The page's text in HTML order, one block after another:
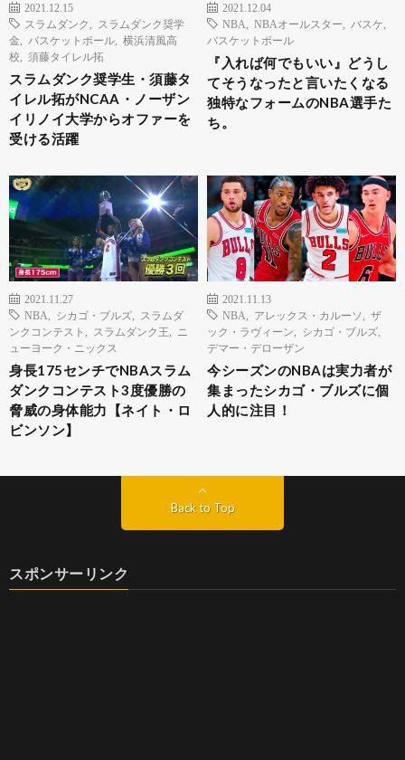
2021.12.15
スラムダンク
スラムダンク奨学
金
バスケットボール
横浜清風高
校
須藤タイレル拓
スラムダンク奨学生・須藤タ
イレル拓がNCAA・ノーザン
イリノイ大学からオファーを
受ける活躍
2021.12.04
NBA
NBAオールスター バスケ
バスケットボール
『入れば何でもいい』どうし
てそうなったと言いたくなる
独特なフォームのNBA選手た
ち。
2021.11.27
NBA
シカゴ・ブルズ
スラムダ
ンクコンテスト
スラムダンク王
ニ
ューヨーク・ニックス
身長175センチでNBAスラム
ダンクコンテスト3度優勝の
脅威の身体能力【ネイト・ロ
ビンソン】
2021.11.13
NBA
アレックス・カルーソ
ザ
ック・ラヴィーン
シカゴ・ブルズ
デマー・デローザン
今シーズンのNBAは実力者が
集まったシカゴ・ブルズに個
人的に注目！
Back to Top
スポンサーリンク